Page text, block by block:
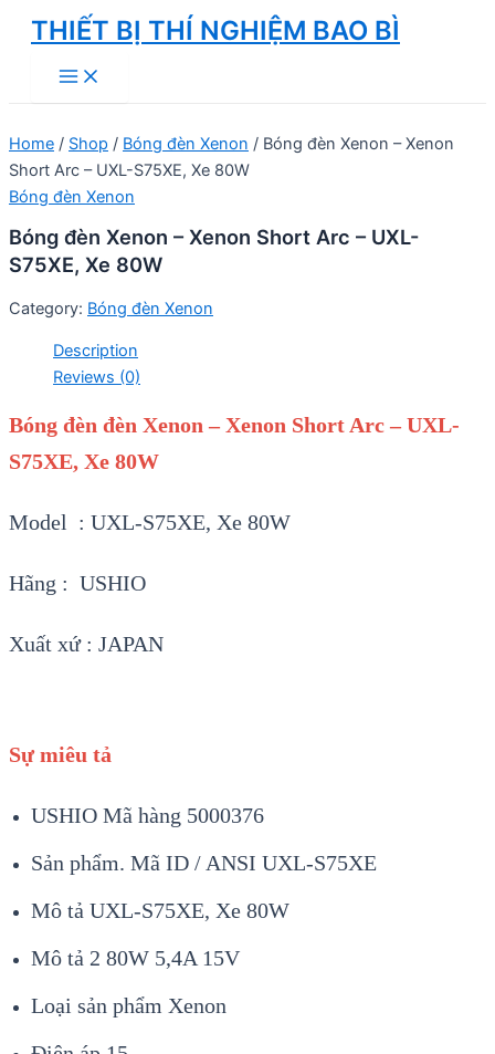
Skip
content
THIẾT BỊ THÍ NGHIỆM BAO BÌ
Main
Menu
Home / Shop / Bóng đèn Xenon / Bóng đèn Xenon – Xenon
Short Arc – UXL-S75XE, Xe 80W
Bóng đèn Xenon
Bóng đèn Xenon – Xenon Short Arc – UXL-
S75XE, Xe 80W
Category: Bóng đèn Xenon
Description
Reviews (0)
Bóng đèn đèn Xenon – Xenon Short Arc – UXL-
S75XE, Xe 80W
Model : UXL-S75XE, Xe 80W
Hãng : USHIO
Xuất xứ : JAPAN
Sự miêu tả
USHIO Mã hàng 5000376
Sản phẩm. Mã ID / ANSI UXL-S75XE
Mô tả UXL-S75XE, Xe 80W
Mô tả 2 80W 5,4A 15V
Loại sản phẩm Xenon